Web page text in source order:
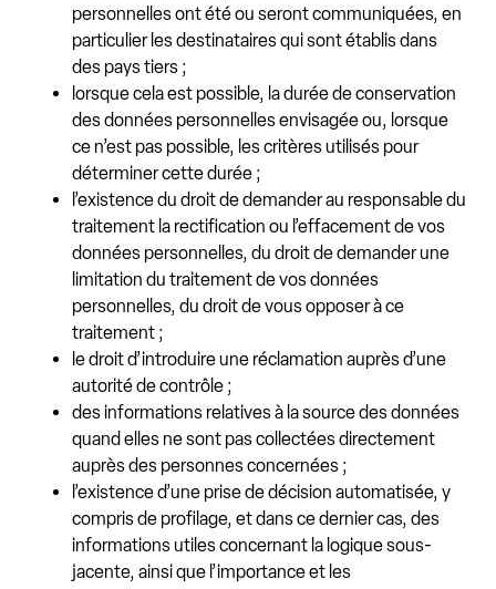
personnelles ont été ou seront communiquées, en
particulier les destinataires qui sont établis dans
des pays tiers ;
lorsque cela est possible, la durée de conservation
des données personnelles envisagée ou, lorsque
ce n’est pas possible, les critères utilisés pour
déterminer cette durée ;
l’existence du droit de demander au responsable du
traitement la rectification ou l’effacement de vos
données personnelles, du droit de demander une
limitation du traitement de vos données
personnelles, du droit de vous opposer à ce
traitement ;
le droit d’introduire une réclamation auprès d’une
autorité de contrôle ;
des informations relatives à la source des données
quand elles ne sont pas collectées directement
auprès des personnes concernées ;
l’existence d’une prise de décision automatisée, y
compris de profilage, et dans ce dernier cas, des
informations utiles concernant la logique sous-
jacente, ainsi que l’importance et les